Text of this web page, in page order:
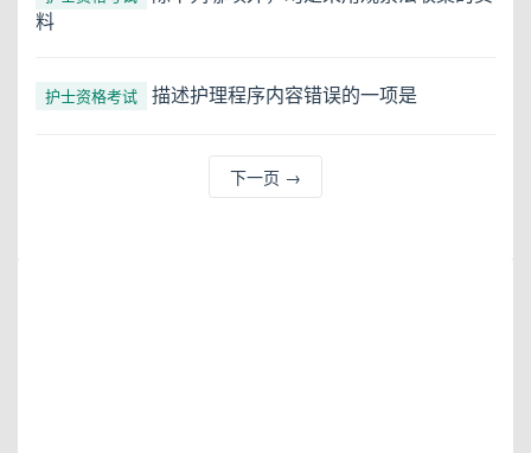
料
护士资格考试 描述护理程序内容错误的一项是
下一页 →